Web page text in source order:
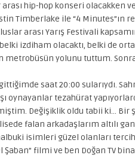
hip-hop konseri olacakken
Timberlake ile “4 Minutes”ın
arası Yarış Festivali
izdiham olacaktı, belki de
metrobüsün yolunu tuttum.
saat 20:00 sularıydı.
oynayanlar tezahürat
Değişiklik oldu tabii ki… Bir
falan arkadaşlarım altılı
isimleri güzel olanları tercih
filmi ve ben Doğan TV